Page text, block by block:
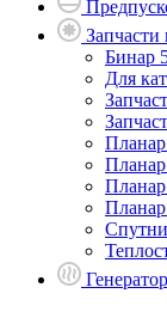
Бинар
Для